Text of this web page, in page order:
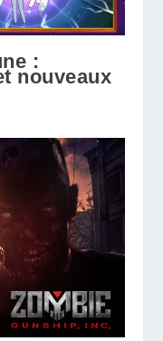
:
nouveaux